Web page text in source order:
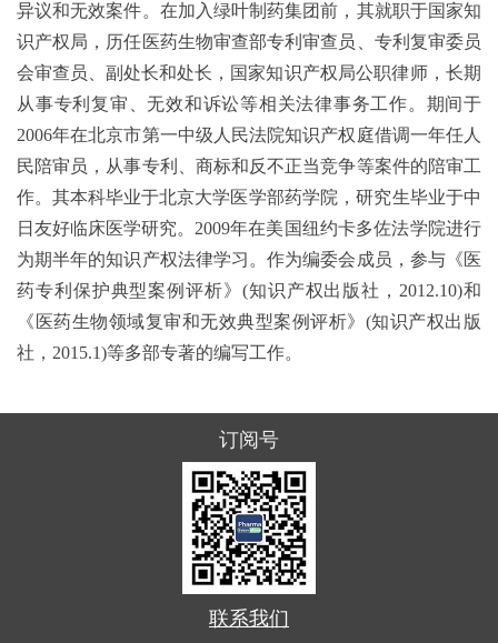
异议和无效案件。在加入绿叶制药集团前，其就职于国家知
识产权局，历任医药生物审查部专利审查员、专利复审委员
会审查员、副处长和处长 ，国家知识产权局公职律师，长期
从事专利复审、无效和诉讼等相关法律事务工作。期间于
2006年在北京市第一中级人民法院知识产权庭借调一年任人
民陪审员，从事专利、商标和反不正当竞争等案件的陪审工
作。其本科毕业于北京大学医学部药学院，研究生毕业于中
日友好临床医学研究。 2009年在美国纽约卡多佐法学院进行
为期半年的知识产权法律学习。作为编委会成员，参与《医
药专利保护典型案例评析》(知识产权出版社，2012.10)和
《医药生物领域复审和无效典型案例评析》(知识产权出版
社，2015.1)等多部专著的编写工作。
订阅号
联系我们